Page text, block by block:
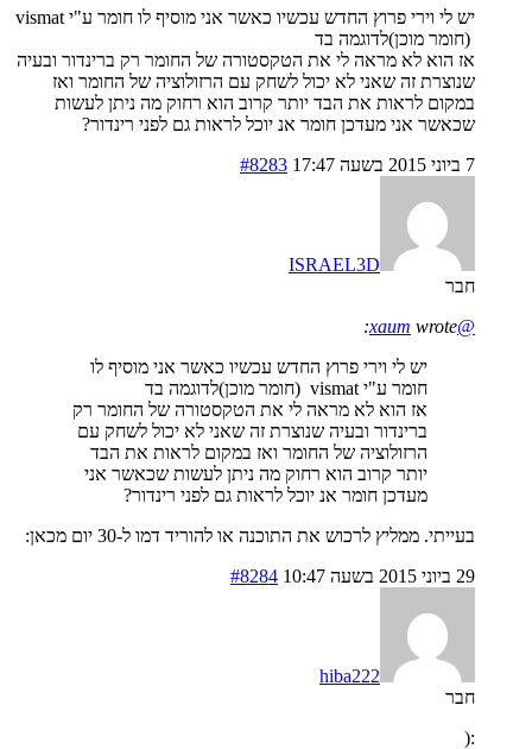
יש לי וירי פרוץ החדש עכשיו כאשר אני מוסיף לו חומר ע"י vismat
(חומר מוכן)לדוגמה בד
אז הוא לא מראה לי את הטקסטורה של החומר רק ברינדור ובעיה
שנוצרת זה שאני לא יכול לשחק עם הרזולוציה של החומר ואז
במקום לראות את הבד יותר קרוב הוא רחוק מה ניתן לעשות
שכאשר אני מעדכן חומר אנ יוכל לראות גם לפני רינדור?
7 ביוני 2015 בשעה 17:47
#8283
ISRAEL3D
חבר
@xaum
wrote:
יש לי וירי פרוץ החדש עכשיו כאשר אני מוסיף לו
חומר ע"י vismat (חומר מוכן)לדוגמה בד
אז הוא לא מראה לי את הטקסטורה של החומר רק
ברינדור ובעיה שנוצרת זה שאני לא יכול לשחק עם
הרזולוציה של החומר ואז במקום לראות את הבד
יותר קרוב הוא רחוק מה ניתן לעשות שכאשר אני
מעדכן חומר אנ יוכל לראות גם לפני רינדור?
בעייתי. ממליץ לרכוש את התוכנה או להוריד דמו ל-30 יום מכאן:
29 ביוני 2015 בשעה 10:47
#8284
hiba222
חבר
:(